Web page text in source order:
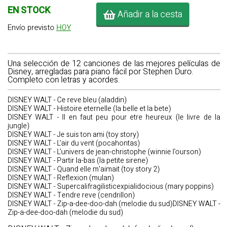
EN STOCK
Envío previsto HOY
Añadir a la cesta
Una selección de 12 canciones de las mejores películas de
Disney, arregladas para piano fácil por Stephen Duro.
Completo con letras y acordes.
DISNEY WALT - Ce reve bleu (aladdin)
DISNEY WALT - Histoire eternelle (la belle et la bete)
DISNEY WALT - Il en faut peu pour etre heureux (le livre de la
jungle)
DISNEY WALT - Je suis ton ami (toy story)
DISNEY WALT - L'air du vent (pocahontas)
DISNEY WALT - L'univers de jean-christophe (winnie l'ourson)
DISNEY WALT - Partir la-bas (la petite sirene)
DISNEY WALT - Quand elle m'aimait (toy story 2)
DISNEY WALT - Reflexion (mulan)
DISNEY WALT - Supercalifragilisticexpialidocious (mary poppins)
DISNEY WALT - Tendre reve (cendrillon)
DISNEY WALT - Zip-a-dee-doo-dah (melodie du sud)DISNEY WALT -
Zip-a-dee-doo-dah (melodie du sud)